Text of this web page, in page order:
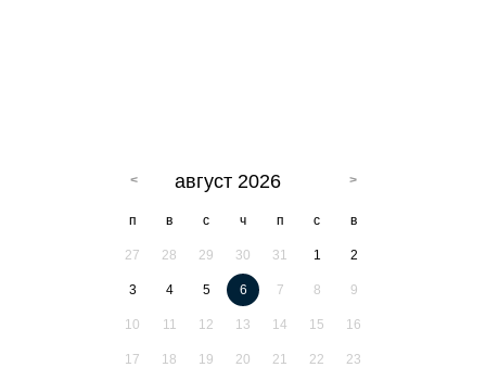
август 2026
п в с ч п с в
27 28 29 30 31 1 2
3 4 5 6 7 8 9
10 11 12 13 14 15 16
17 18 19 20 21 22 23